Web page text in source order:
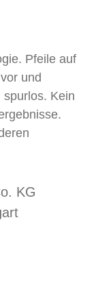
Pfeile auf
und
Kein
KG